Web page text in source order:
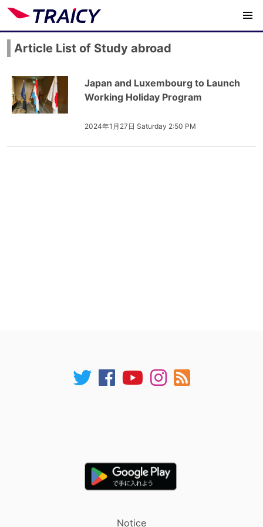
Article List of Study abroad
Japan and Luxembourg to Launch
Working Holiday Program
2024年1月27日 Saturday 2:50 PM
Notice